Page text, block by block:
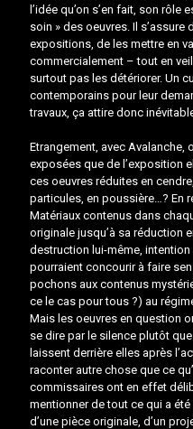
l’idée qu’on s’en fait, son rôle
soin » des oeuvres. Il s’assure
expositions, de les mettre en
commercialement – tout en
surtout pas les détériorer. Un
contemporains pour leur
travaux, ça attire donc
Etrangement, avec Avalanche,
exposées que de l’exposition
ces oeuvres réduites en
particules, en poussière…? En
Matériaux contenus dans
originale jusqu’à sa réduction
destruction lui-même,
pourraient concourir à faire
pochons aux contenus
ce le cas pour tous ?) au
Mais les oeuvres en question
se dire par le silence plutôt
laissent derrière elles après
raconter autre chose que ce
commissaires ont en effet
mentionner de tout ce qui a
d’une pièce originale, d’un